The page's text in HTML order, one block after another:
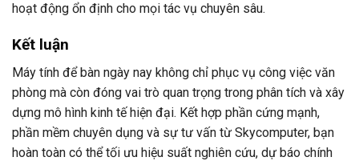
hoạt động ổn định cho mọi tác vụ chuyên sâu.
Kết luận
Máy tính để bàn ngày nay không chỉ phục vụ công việc văn
phòng mà còn đóng vai trò quan trọng trong phân tích và xây
dựng mô hình kinh tế hiện đại. Kết hợp phần cứng mạnh,
phần mềm chuyên dụng và sự tư vấn từ Skycomputer, bạn
hoàn toàn có thể tối ưu hiệu suất nghiên cứu, dự báo chính